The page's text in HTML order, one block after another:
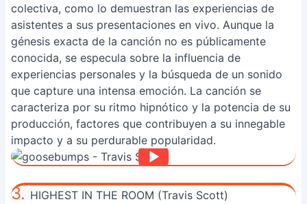
colectiva, como lo demuestran las experiencias de
asistentes a sus presentaciones en vivo. Aunque la
génesis exacta de la canción no es públicamente
conocida, se especula sobre la influencia de
experiencias personales y la búsqueda de un sonido
que capture una intensa emoción. La canción se
caracteriza por su ritmo hipnótico y la potencia de su
producción, factores que contribuyen a su innegable
impacto y a su perdurable popularidad.
3. HIGHEST IN THE ROOM (Travis Scott)